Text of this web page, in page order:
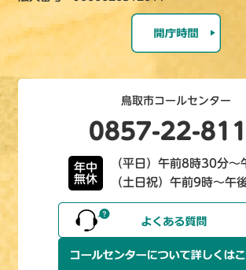
鳥取市コールセンター
0857-22-
年中
無休
（平日）午前8時30分～
（土日祝）午前9時～午